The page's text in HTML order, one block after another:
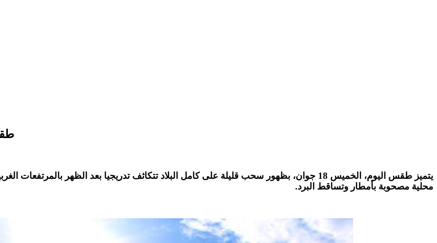
يتميز طقس اليوم، الخميس 18 جوان، بظهور سحب قليلة على كامل البلاد تتكاثف تدريجيا بعد الظهر
محلية مصحوبة بأمطار وتساقط البرد.